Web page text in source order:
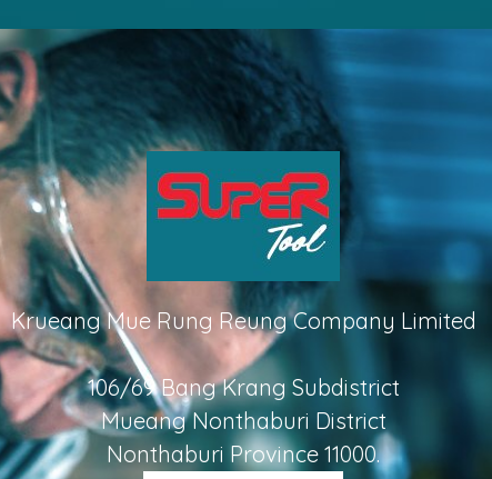
Krueang Mue Rung Reung Company Limited
106/69 Bang Krang Subdistrict
Mueang Nonthaburi District
Nonthaburi Province 11000.